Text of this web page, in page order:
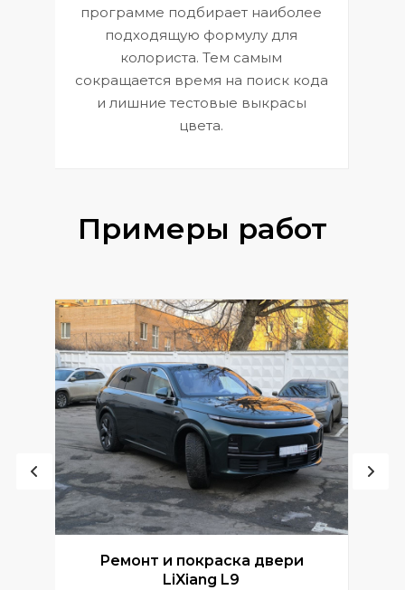
программе подбирает наиболее
подходящую формулу для
колориста. Тем самым
сокращается время на поиск кода
и лишние тестовые выкрасы
цвета.
Примеры работ
Ремонт и покраска двери
LiXiang L9